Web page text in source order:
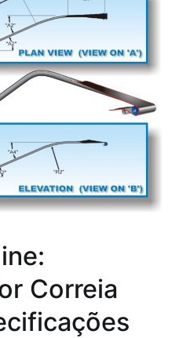
Correia